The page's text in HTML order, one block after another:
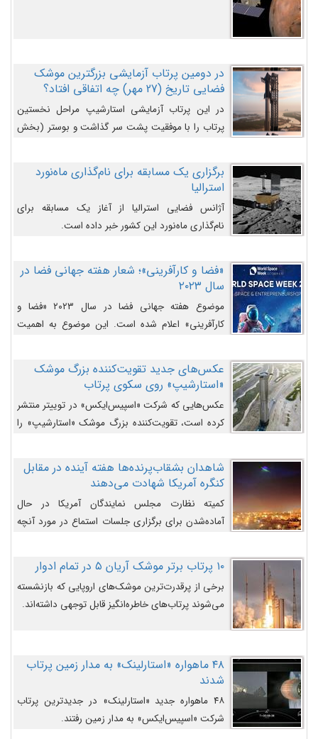
در دومین پرتاب آزمایشی بزرگترین موشک
فضایی تاریخ (27 مهر‌) چه اتفاقی افتاد؟
در این پرتاب آزمایشی استارشیپ مراحل نخستین
پرتاب را با موفقیت پشت سر گذاشت و بوستر (بخش
را وارد مسیر از پیش تعیین‌شده کند و سپس با یک
مکانیزم جدید با موفقیت از آن جدا شود. ‌
برگزاری یک مسابقه برای نام‌گذاری ماه‌نورد
استرالیا
آژانس فضایی استرالیا از آغاز یک مسابقه برای
نام‌گذاری ماه‌نورد این کشور خبر داده است.
«فضا و کارآفرینی»؛ شعار هفته جهانی فضا در
سال ۲۰۲۳
موضوع هفته جهانی فضا در سال ۲۰۲۳ «فضا و
کارآفرینی» اعلام شده است. این موضوع به اهمیت
روزافزون کارآفرینی در حوزه فضایی و مزایای جدیدی که
کارآفرینان این حوزه ایجاد می‌کنند، می‌پردازد.
عکس‌های جدید تقویت‌کننده بزرگ موشک
«استارشیپ» روی سکوی پرتاب
عکس‌هایی که شرکت «اسپیس‌ایکس» در توییتر منتشر
کرده است، تقویت‌کننده بزرگ موشک «استارشیپ» را
شاهدان بشقاب‌پرنده‌ها هفته آینده در مقابل
کنگره آمریکا شهادت می‌دهند
کمیته نظارت مجلس نمایندگان آمریکا در حال
آماده‌شدن برای برگزاری جلسات استماع در مورد آنچه
می‌دانند، است و قرار است افشاگران یوفوها هفته آینده
در مقابل آنها شهادت دهند.۱۰ پرتاب برتر موشک آریان ۵ در تمام ادوار
برخی از پرقدرت‌ترین موشک‌های اروپایی که بازنشسته
می‌شوند پرتاب‌های خاطره‌انگیز قابل توجهی داشته‌اند.
۴۸ ماهواره «استارلینک» به مدار زمین پرتاب
شدند
۴۸ ماهواره جدید «استارلینک» در جدیدترین پرتاب
شرکت «اسپیس‌ایکس» به مدار زمین رفتند.